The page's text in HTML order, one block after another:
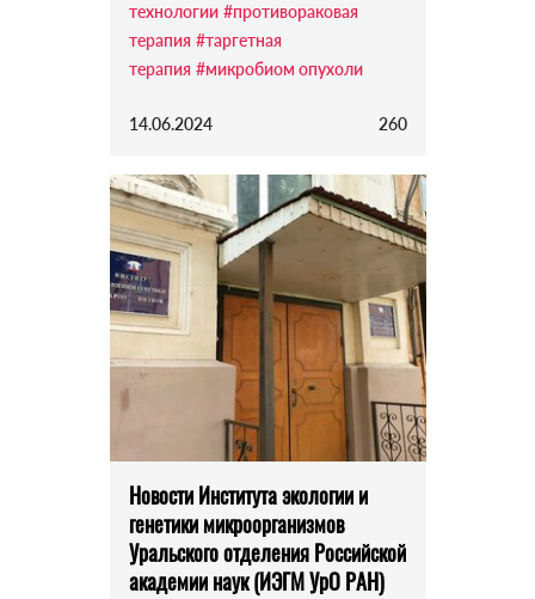
технологии #противораковая
терапия #таргетная
терапия #микробиом опухоли
14.06.2024 260
Новости Института экологии и
генетики микроорганизмов
Уральского отделения Российской
академии наук (ИЭГМ УрО РАН)